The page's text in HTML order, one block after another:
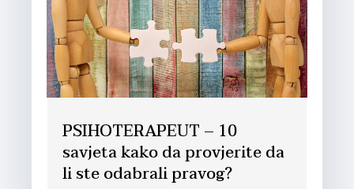
PSIHOTERAPEUT – 10
savjeta kako da provjerite da
li ste odabrali pravog?